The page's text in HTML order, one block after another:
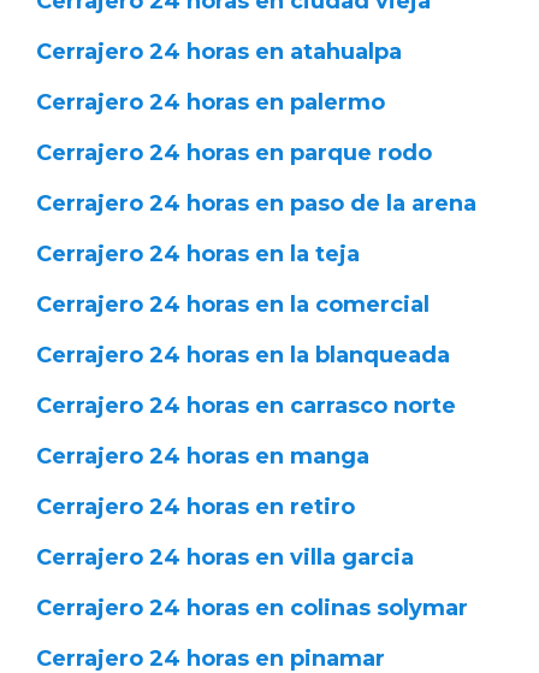
Cerrajero 24 horas en atahualpa
Cerrajero 24 horas en palermo
Cerrajero 24 horas en parque rodo
Cerrajero 24 horas en paso de la arena
Cerrajero 24 horas en la teja
Cerrajero 24 horas en la comercial
Cerrajero 24 horas en la blanqueada
Cerrajero 24 horas en carrasco norte
Cerrajero 24 horas en manga
Cerrajero 24 horas en retiro
Cerrajero 24 horas en villa garcia
Cerrajero 24 horas en colinas solymar
Cerrajero 24 horas en pinamar